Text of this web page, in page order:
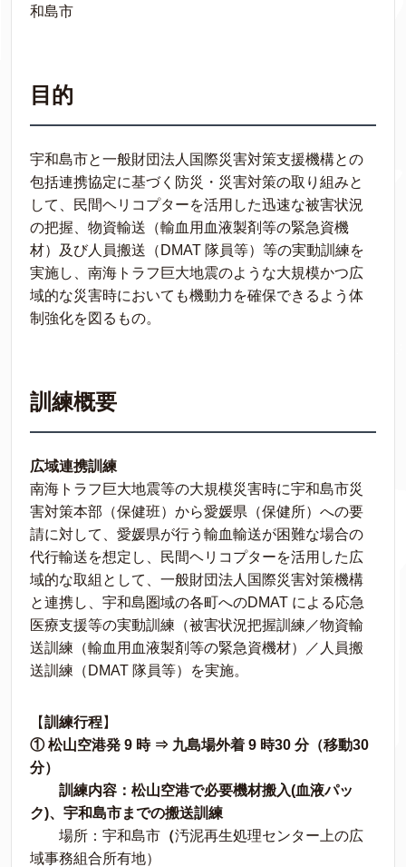
和島市
目的
宇和島市と一般財団法人国際災害対策支援機構との
包括連携協定に基づく防災・災害対策の取り組みと
して、民間ヘリコプターを活用した迅速な被害状況
の把握、物資輸送（輸血用血液製剤等の緊急資機
材）及び人員搬送（DMAT 隊員等）等の実動訓練を
実施し、南海トラフ巨大地震のような大規模かつ広
域的な災害時においても機動力を確保できるよう体
制強化を図るもの。
訓練概要
広域連携訓練
南海トラフ巨大地震等の大規模災害時に宇和島市災
害対策本部（保健班）から愛媛県（保健所）への要
請に対して、愛媛県が行う輸血輸送が困難な場合の
代行輸送を想定し、民間ヘリコプターを活用した広
域的な取組として、一般財団法人国際災害対策機構
と連携し、宇和島圏域の各町へのDMAT による応急
医療支援等の実動訓練（被害状況把握訓練／物資輸
送訓練（輸血用血液製剤等の緊急資機材）／人員搬
送訓練（DMAT 隊員等）を実施。
【訓練行程】
① 松山空港発 9 時 ⇒ 九島場外着 9 時30 分（移動30
分）
訓練内容：松山空港で必要機材搬入(血液パッ
ク)、宇和島市までの搬送訓練
場所：宇和島市 （汚泥再生処理センター上の広
域事務組合所有地）